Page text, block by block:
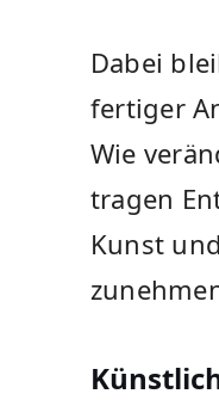
Dabei
fertiger
Wie
tragen
Kunst